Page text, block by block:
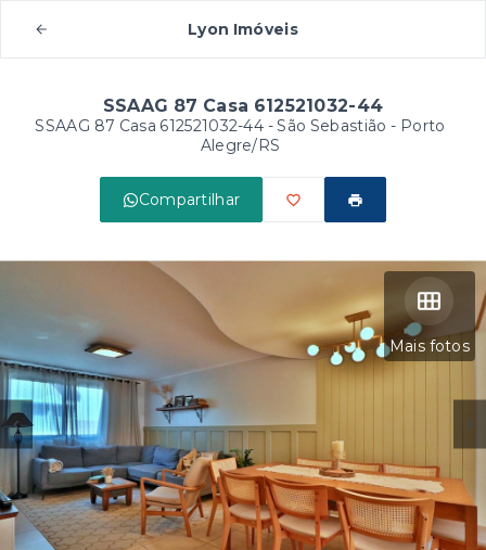
Lyon Imóveis
SSAAG 87 Casa 612521032-44
SSAAG 87 Casa 612521032-44 -São Sebastião - Porto
Alegre/RS
Compartilhar
Mais fotos